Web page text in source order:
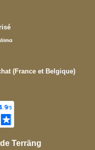
(France et Belgique)
Terräng